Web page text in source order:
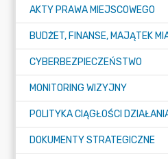
AKTY PRAWA MIEJSCOWEGO
BUDŻET, FINANSE, MAJĄTEK
CYBERBEZPIECZEŃSTWO
MONITORING WIZYJNY
DOKUMENTY STRATEGICZNE